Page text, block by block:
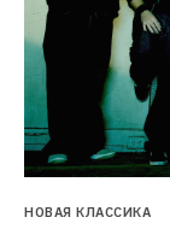
НОВАЯ КЛАССИКА